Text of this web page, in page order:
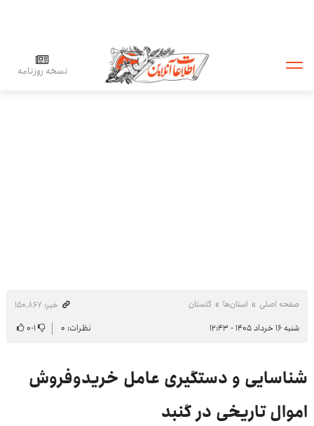
نسخه روزنامه
صفحه اصلی استان‌ها گلستان
خبر: ۱۵۰٬۸۶۷
شنبه ۱۶ خرداد ۱۴۰۵ - ۱۲:۴۳
نظرات: ۰ ۱-۰
شناسایی و دستگیری عامل خریدوفروش
اموال تاریخی در گنبد